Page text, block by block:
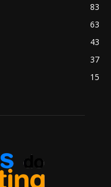
83
63
43
37
15